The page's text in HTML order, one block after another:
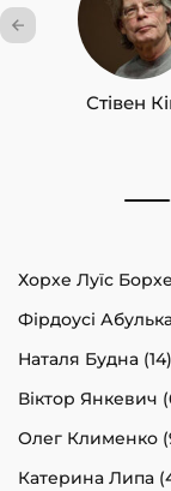
Стівен
Хорхе Луїс
Фірдоусі
Наталя Будна (14)
Віктор Янкевич
Олег Клименко
Катерина Липа